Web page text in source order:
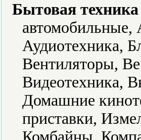
Бытовая
автомобильные,
Аудиотехника,
Вентиляторы,
Видеотехника,
Домашние
приставки,